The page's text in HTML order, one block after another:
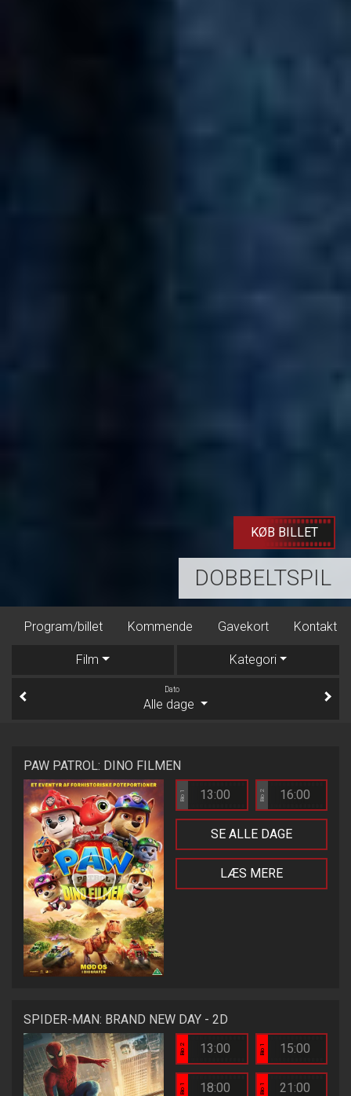
DOBBELTSPIL
KØB BILLET
Gavekort Kontakt Dine billetter Mad &
Film Kategori
Dato
Alle dage
PAW PATROL: DINO FILMEN
Bio 1 13:00 Bio 2 16:00
SE ALLE DAGE
LÆS MERE
SPIDER-MAN: BRAND NEW DAY - 2D
Bio 2 13:00 Bio 1 15:00
Bio 1 18:00 Bio 1 21:00